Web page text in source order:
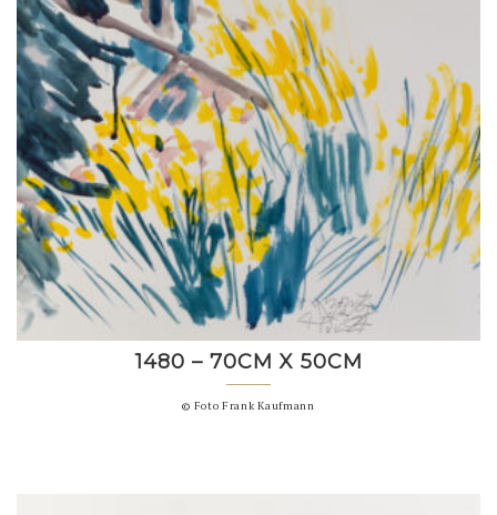
1480 – 70CM X 50CM
© Foto Frank Kaufmann